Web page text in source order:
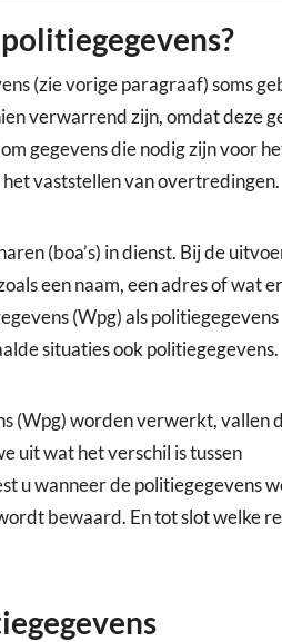
(zie vorige paragraaf) soms
verwarrend zijn, omdat deze
gegevens die nodig zijn voor
vaststellen van overtredingen.
(boa’s) in dienst. Bij de
een naam, een adres of wat
(Wpg) als politiegegevens
situaties ook politiegegevens.
(Wpg) worden verwerkt, vallen
uit wat het verschil is tussen
u wanneer de politiegegevens
bewaard. En tot slot welke